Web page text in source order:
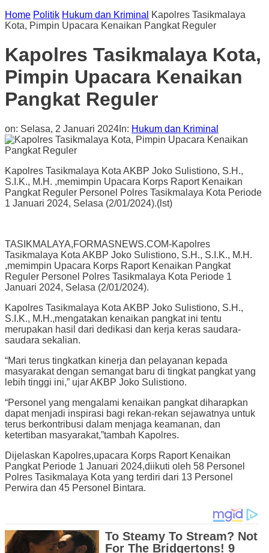
Home Politik Hukum dan Kriminal
Kapolres Tasikmalaya
Kota, Pimpin Upacara Kenaikan Pangkat Reguler
Kapolres Tasikmalaya Kota,
Pimpin Upacara Kenaikan
Pangkat Reguler
on: Selasa, 2 Januari 2024 In: Hukum dan Kriminal
Kapolres Tasikmalaya Kota AKBP Joko Sulistiono, S.H.,
S.I.K., M.H. ,memimpin Upacara Korps Raport Kenaikan
Pangkat Reguler Personel Polres Tasikmalaya Kota Periode
1 Januari 2024, Selasa (2/01/2024).(lst)
TASIKMALAYA,FORMASNEWS.COM-Kapolres
Tasikmalaya Kota AKBP Joko Sulistiono, S.H., S.I.K., M.H.
,memimpin Upacara Korps Raport Kenaikan Pangkat
Reguler Personel Polres Tasikmalaya Kota Periode 1
Januari 2024, Selasa (2/01/2024).
Kapolres Tasikmalaya Kota AKBP Joko Sulistiono, S.H.,
S.I.K., M.H.,mengatakan kenaikan pangkat ini tentu
merupakan hasil dari dedikasi dan kerja keras saudara-
saudara sekalian.
“Mari terus tingkatkan kinerja dan pelayanan kepada
masyarakat dengan semangat baru di tingkat pangkat yang
lebih tinggi ini,” ujar AKBP Joko Sulistiono.
“Personel yang mengalami kenaikan pangkat diharapkan
dapat menjadi inspirasi bagi rekan-rekan sejawatnya untuk
terus berkontribusi dalam menjaga keamanan, dan
ketertiban masyarakat,”tambah Kapolres.
Dijelaskan Kapolres,upacara Korps Raport Kenaikan
Pangkat Periode 1 Januari 2024,diikuti oleh 58 Personel
Polres Tasikmalaya Kota yang terdiri dari 13 Personel
Perwira dan 45 Personel Bintara.